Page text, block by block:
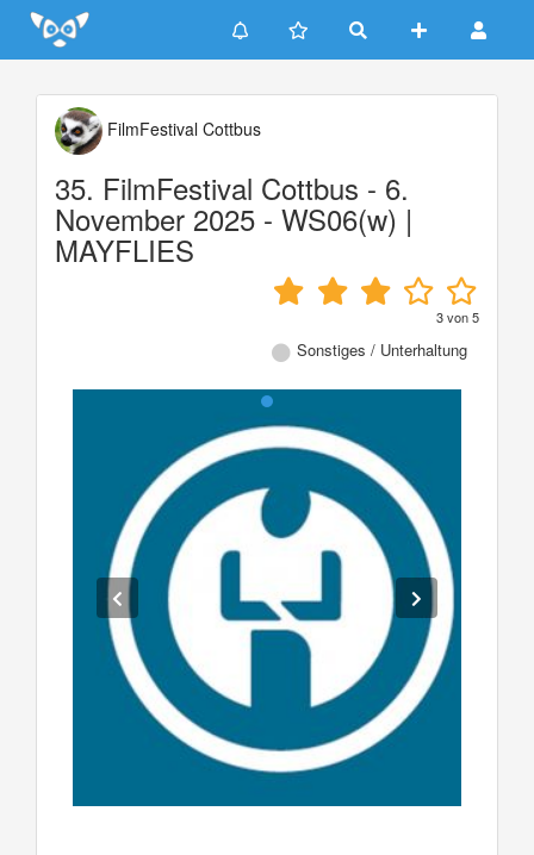
Update cookies preferences
FilmFestival Cottbus
35. FilmFestival Cottbus - 6.
November 2025 - WS06(w) |
MAYFLIES
3von5
Sonstiges / Unterhaltung